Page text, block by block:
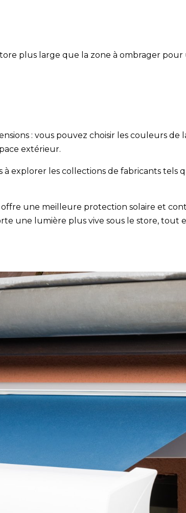
plus large que la zone à ombrager
: vous pouvez choisir les couleurs
extérieur.
à explorer les collections de fabricants tels
une meilleure protection solaire et
une lumière plus vive sous le store,